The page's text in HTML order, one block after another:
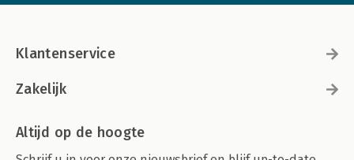
Klantenservice
Zakelijk
Altijd op de hoogte